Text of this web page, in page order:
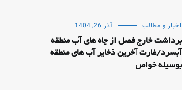
اخبار و مطالب آذر 26, 1404
برداشت خارج فصل از چاه های آب منطقه
آبسرد/غارت آخرین ذخایر آب های منطقه
بوسیله خواص